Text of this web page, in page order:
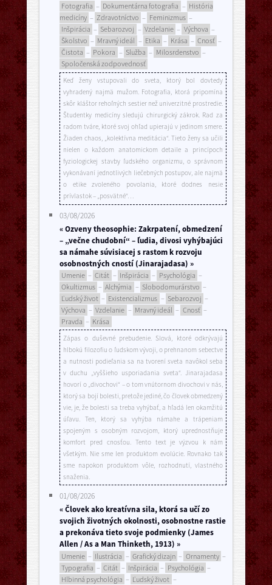
Fotografia – Dokumentárna fotografia – História
medicíny – Zdravotníctvo – Feminizmus –
Inšpirácia – Sebarozvoj – Vzdelanie – Výchova –
Školstvo – Mravný ideál – Etika – Krása – Cnosť –
Čistota – Pokora – Služba – Milosrdenstvo –
Spoločenská zodpovednosť
Keď ženy vstupovali do sveta, ktorý bol dovtedy
vyhradený najmä mužom. Fotografia, ktorá pripomína
skôr kláštor rehoľných sestier než univerzitné prostredie.
Študentky medicíny sledujú chirurgický zákrok. Rad za
radom tváre, ktoré svoj ohľad upierajú v jedinom smere.
Žiaden chaos, „kolektívna meditácia“. Tieto ženy sa učili
nielen o každom anatomickom detaile a princípoch
fyziologickej stavby ľudského organizmu, o správnom
vykonávaní jednotlivých liečebných postupov, ale najmä
o etike zvoleného povolania, ktoré dodnes nesie
prívlastok – „posvätné“…
03/08/2026
« Ozveny theosophie: Zakrpatení, obmedzení
– „večne chudobní“ – ľudia, divosi vyhýbajúci
sa námahe súvisiacej s rastom k rozvoju
osobnostných cností (Jinarajadasa) »
Umenie – Citát – Inšpirácia – Psychológia –
Okultizmus – Alchýmia – Slobodomurárstvo –
Ľudský život – Existencializmus – Sebarozvoj –
Výchova – Vzdelanie – Mravný ideál – Cnosť –
Pravda – Krása
Zápas o duševné prebudenie. Slová, ktoré odkrývajú
hlbokú filozofiu o ľudskom vývoji, o prehnanom sebectve
a nutnosti podieľania sa na tvorení sveta navôkol seba
v duchu „vyššieho usporiadania sveta“. Jinarajadasa
hovorí o „divochovi“ – o tom vnútornom divochovi v nás,
ktorý sa bojí bolesti, pretože jediné, čo človek obmedzený
vie, je, že bolesti sa treba vyhýbať, a hľadá len okamžitú
úľavu. Ten, ktorý sa vyhýba námahe a trápeniam
spojeným s osobným rozvojom, ktorý uprednostňuje
komfort pred cnosťou. Tento text je výzvou k nám
všetkým. Nie sme len produktom evolúcie. Rovnako tak
sme napokon produktom vôle, rozhodnutí, vlastného
snaženia.
01/08/2026
« Človek ako kreatívna sila, ktorá sa učí zo
svojich životných okolnosti, osobnostne rastie
a prekonáva tieto svoje podmienky (James
Allen / As a Man Thinketh, 1913) »
Umenie – Ilustrácia – Grafický dizajn – Ornamenty –
Typografia – Citát – Inšpirácia – Psychológia –
Hlbinná psychológia – Ľudský život –